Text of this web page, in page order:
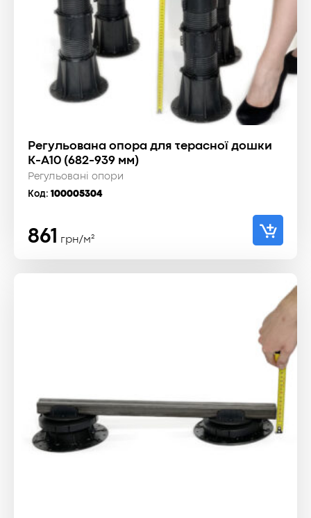
Регульована опора для терасної дошки
К-А10 (682-939 мм)
Регульовані опори
Код: 100005304
861 грн/м²